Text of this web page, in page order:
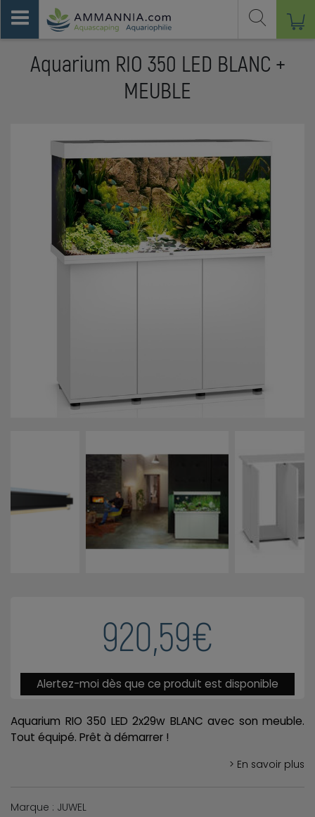
920,59€
Alertez-moi dès que ce produit est disponible
Aquarium RIO 350 LED 2x29w BLANC avec son meuble.
Tout équipé. Prêt à démarrer !
> En savoir plus
Marque : JUWEL
Aquarium RIO 350 LED BLANC +
MEUBLE